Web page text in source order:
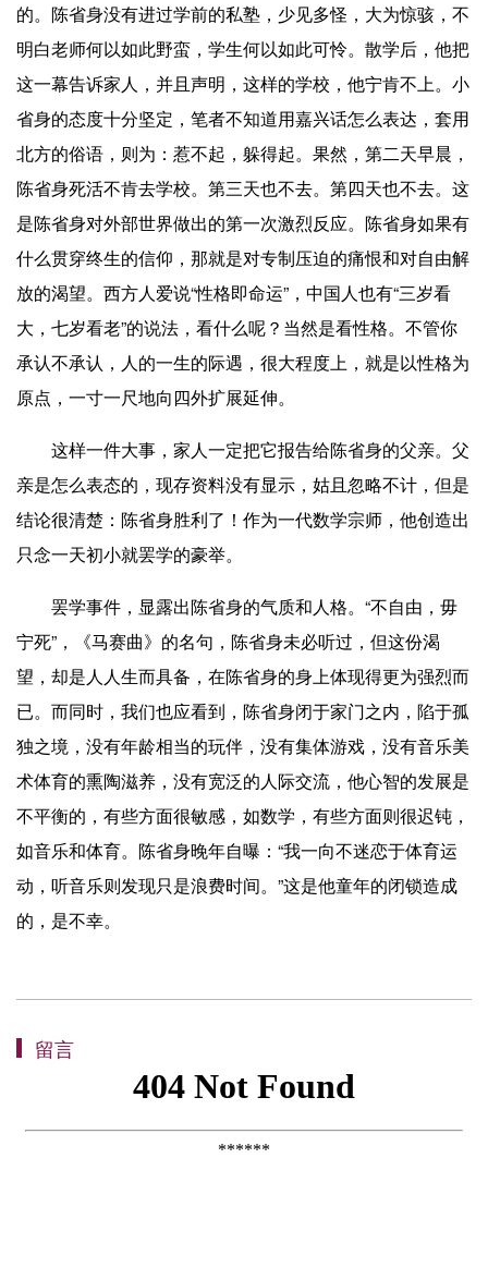
的。陈省身没有进过学前的私塾，少见多怪，大为惊骇，不
明白老师何以如此野蛮，学生何以如此可怜。散学后，他把
这一幕告诉家人，并且声明，这样的学校，他宁肯不上。小
省身的态度十分坚定，笔者不知道用嘉兴话怎么表达，套用
北方的俗语，则为：惹不起，躲得起。果然，第二天早晨，
陈省身死活不肯去学校。第三天也不去。第四天也不去。这
是陈省身对外部世界做出的第一次激烈反应。陈省身如果有
什么贯穿终生的信仰，那就是对专制压迫的痛恨和对自由解
放的渴望。西方人爱说“性格即命运”，中国人也有“三岁看
大，七岁看老”的说法，看什么呢？当然是看性格。不管你
承认不承认，人的一生的际遇，很大程度上，就是以性格为
原点，一寸一尺地向四外扩展延伸。
这样一件大事，家人一定把它报告给陈省身的父亲。父
亲是怎么表态的，现存资料没有显示，姑且忽略不计，但是
结论很清楚：陈省身胜利了！作为一代数学宗师，他创造出
只念一天初小就罢学的豪举。
罢学事件，显露出陈省身的气质和人格。“不自由，毋
宁死”，《马赛曲》的名句，陈省身未必听过，但这份渴
望，却是人人生而具备，在陈省身的身上体现得更为强烈而
已。而同时，我们也应看到，陈省身闭于家门之内，陷于孤
独之境，没有年龄相当的玩伴，没有集体游戏，没有音乐美
术体育的熏陶滋养，没有宽泛的人际交流，他心智的发展是
不平衡的，有些方面很敏感，如数学，有些方面则很迟钝，
如音乐和体育。陈省身晚年自曝：“我一向不迷恋于体育运
动，听音乐则发现只是浪费时间。”这是他童年的闭锁造成
的，是不幸。
留言